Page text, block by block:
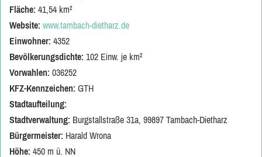
Fläche: 41,54 km²
Website: www.tambach-dietharz.de
Einwohner: 4352
Bevölkerungsdichte: 102 Einw. je km²
Vorwahlen: 036252
KFZ-Kennzeichen: GTH
Stadtaufteilung:
Stadtverwaltung: Burgstallstraße 31a, 99897 Tambach-Dietharz
Bürgermeister: Harald Wrona
Höhe: 450 m ü. NN